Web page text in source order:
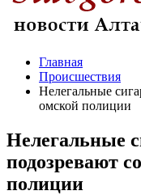
Главная
Происшествия
Нелегальные
омской полиции
Нелегальные
подозревают
полиции